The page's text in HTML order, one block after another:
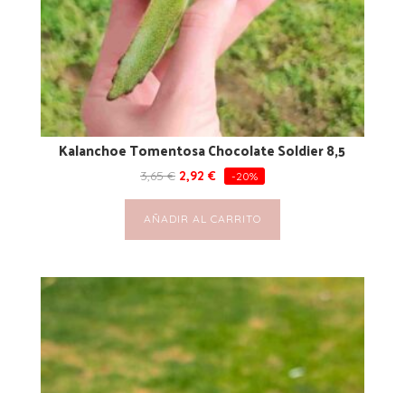
Kalanchoe Tomentosa Chocolate Soldier 8,5
3,65€ 2,92 € -20%
AÑADIR AL CARRITO